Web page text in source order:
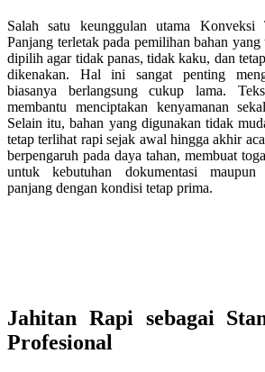
Salah satu keunggulan utama Konveksi
Panjang terletak pada pemilihan bahan
dipilih agar tidak panas, tidak kaku, dan
dikenakan. Hal ini sangat penting
biasanya berlangsung cukup lama.
membantu menciptakan kenyamanan
Selain itu, bahan yang digunakan tidak
tetap terlihat rapi sejak awal hingga akhir
berpengaruh pada daya tahan, membuat
untuk kebutuhan dokumentasi maupun
panjang dengan kondisi tetap prima.
Jahitan Rapi sebagai
Profesional